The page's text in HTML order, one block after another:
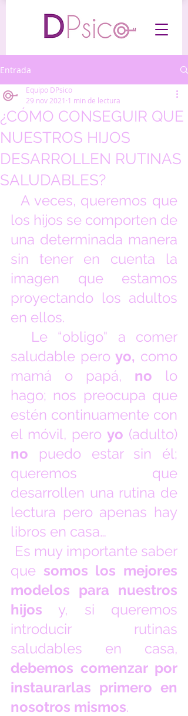
Entrada
¿CÓMO CONSEGUIR QUE
NUESTROS HIJOS
DESARROLLEN RUTINAS
SALUDABLES?
Equipo DPsico
29 nov 2021 1 min de lectura
  A veces, queremos que
los hijos se comporten de
una determinada manera
sin tener en cuenta la
imagen que estamos
proyectando los adultos
en ellos.
saludable pero yo, como
mamá o papá, no lo
hago; nos preocupa que
estén continuamente con
el móvil, pero yo
no puedo estar sin él;
queremos que
desarrollen una rutina de
lectura pero apenas hay
libros en casa…
que somos los mejores
modelos para nuestros
hijos y, si queremos
introducir rutinas
debemos comenzar por
instaurarlas primero en
nosotros mismos.